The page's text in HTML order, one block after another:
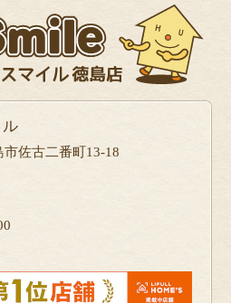
佐古二番町13-18